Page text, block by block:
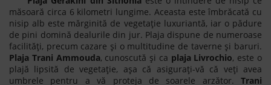
măsoară circa 6 kilometri lungime. Aceasta este îmbrăcată cu
nisip alb este mărginită de vegetație luxuriantă, iar o pădure
de pini domină dealurile din jur. Plaja dispune de numeroase
facilități, precum cazare și o multitudine de taverne și baruri.
Plaja Trani Ammouda, cunoscută şi ca plaja Livrochio, este o
plajă lipsită de vegetaţie, aşa că asiguraţi-vă că veți avea
umbrele pentru a vă proteja de soarele arzător. Trani